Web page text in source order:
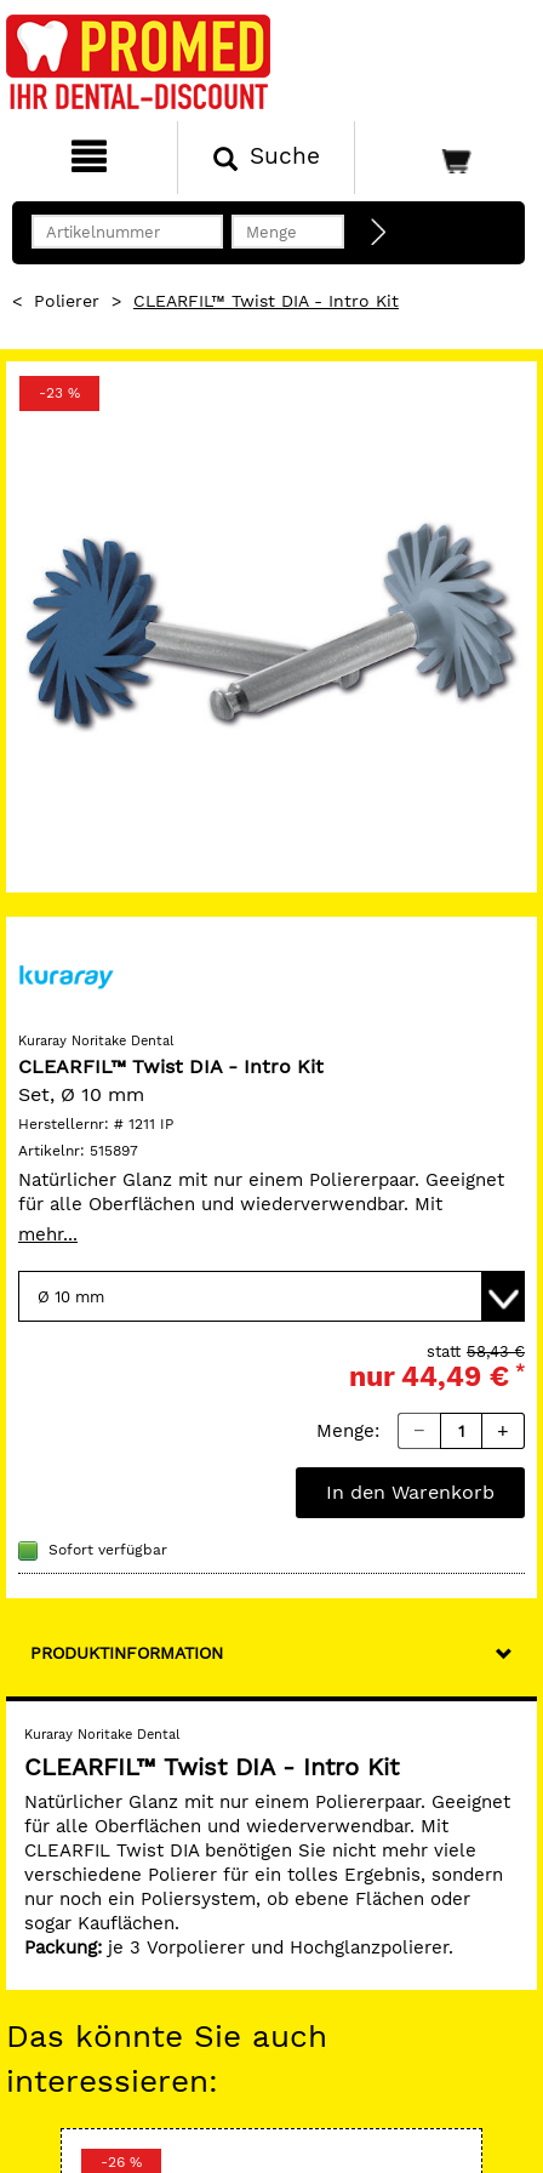
Suche
< Polierer > CLEARFIL™ Twist DIA - Intro Kit
-23 %
Kuraray Noritake Dental
CLEARFIL™ Twist DIA - Intro Kit
Set, Ø 10 mm
Herstellernr: # 1211 IP
Artikelnr: 515897
Natürlicher Glanz mit nur einem Poliererpaar. Geeignet
für alle Oberflächen und wiederverwendbar. Mit
CLEARFIL Twist DIA benötigen Sie nicht mehr viele
nur noch ein Poliersystem, ob ebene Flächen oder sogar
Kauflächen.
Packung:je 3 Vorpolierer und Hochglanzpolierer.
mehr...
58,43 €
statt
nur44,49 € *
Menge:
In den Warenkorb
Sofort verfügbar
PRODUKTINFORMATION
Kuraray Noritake Dental
CLEARFIL™ Twist DIA - Intro Kit
Natürlicher Glanz mit nur einem Poliererpaar. Geeignet
für alle Oberflächen und wiederverwendbar. Mit
CLEARFIL Twist DIA benötigen Sie nicht mehr viele
verschiedene Polierer für ein tolles Ergebnis, sondern
nur noch ein Poliersystem, ob ebene Flächen oder
sogar Kauflächen.
Packung: je 3 Vorpolierer und Hochglanzpolierer.
Das könnte Sie auch
interessieren:
-26 %